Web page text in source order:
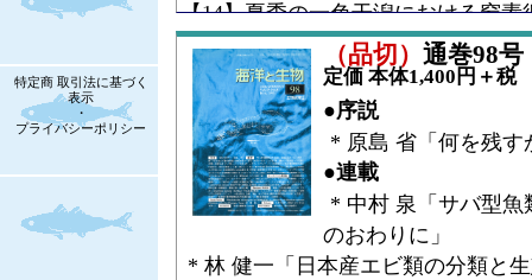
特定商 取引法に基づく
表示
・
プライバシーポリシー
【14】夏季の一色干潟における窒素
* 関口 秀夫「イセエビ類の生活史
* 伊藤 徹魯「ニホンアシカの復元
生態復元の試み」
●コラム
* 山下 欣二「宮島だより【17】ア
●シンポジウム講演集
* 日本哺乳類学会海獣談話会「シ
（品切） 通巻98号
定価 本体1,400円＋税
●序説
* 原島 省「何を残す
●連載
* 中村 泉「サバ型魚
のおわりに」
* 林 健一「日本産エビ類の分類と